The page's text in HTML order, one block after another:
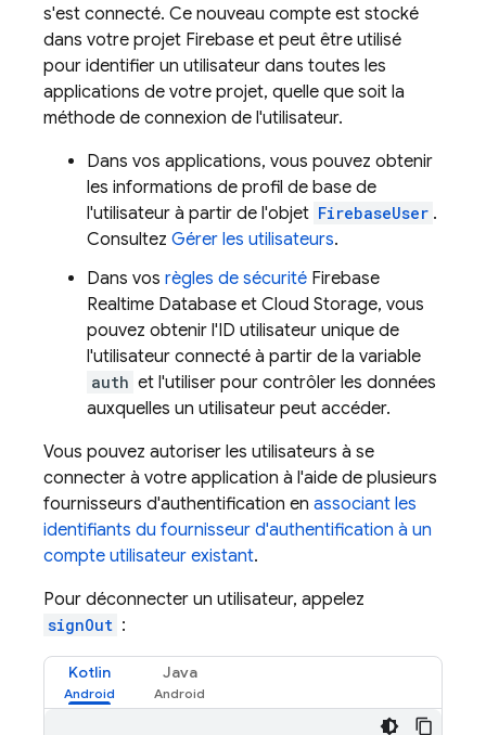
s'est connecté. Ce nouveau compte est stocké
dans votre projet Firebase et peut être utilisé
pour identifier un utilisateur dans toutes les
applications de votre projet, quelle que soit la
méthode de connexion de l'utilisateur.
Dans vos applications, vous pouvez obtenir
les informations de profil de base de
l'utilisateur à partir de l'objet FirebaseUser .
Consultez Gérer les utilisateurs.
Dans vos règles de sécurité Firebase
Realtime Database et Cloud Storage, vous
pouvez obtenir l'ID utilisateur unique de
l'utilisateur connecté à partir de la variable
auth et l'utiliser pour contrôler les données
auxquelles un utilisateur peut accéder.
Vous pouvez autoriser les utilisateurs à se
connecter à votre application à l'aide de plusieurs
fournisseurs d'authentification en associant les
identifiants du fournisseur d'authentification à un
compte utilisateur existant.
Pour déconnecter un utilisateur, appelez
signOut :
Kotlin Java